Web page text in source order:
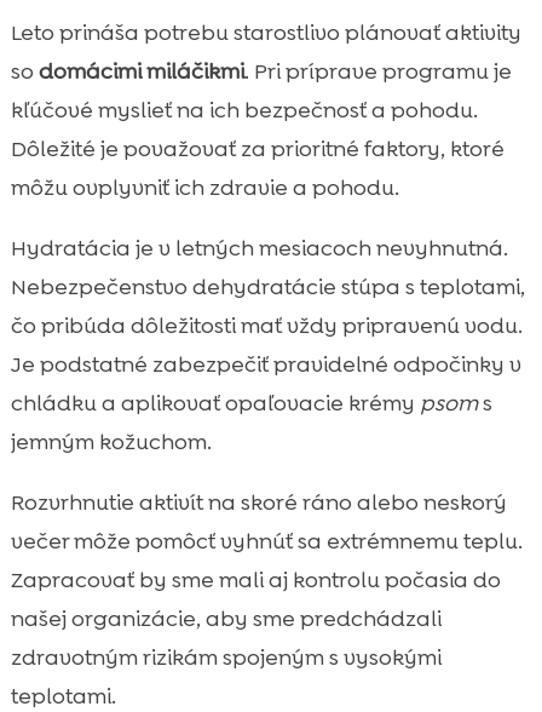
Leto prináša potrebu starostlivo plánovať aktivity
so domácimi miláčikmi. Pri príprave programu je
kľúčové myslieť na ich bezpečnosť a pohodu.
Dôležité je považovať za prioritné faktory, ktoré
môžu ovplyvniť ich zdravie a pohodu.
Hydratácia je v letných mesiacoch nevyhnutná.
Nebezpečenstvo dehydratácie stúpa s teplotami,
čo pribúda dôležitosti mať vždy pripravenú vodu.
Je podstatné zabezpečiť pravidelné odpočinky v
chládku a aplikovať opaľovacie krémy psoms
jemným kožuchom.
Rozvrhnutie aktivít na skoré ráno alebo neskorý
večer môže pomôcť vyhnúť sa extrémnemu teplu.
Zapracovať by sme mali aj kontrolu počasia do
našej organizácie, aby sme predchádzali
zdravotným rizikám spojeným s vysokými
teplotami.